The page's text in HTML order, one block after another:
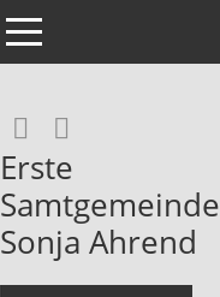
Toggle navigation
Erste
Sonja Ahrend